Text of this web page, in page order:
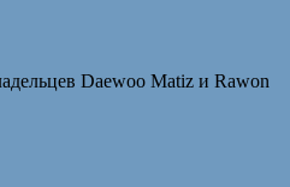
Daewoo Matiz и Rawon